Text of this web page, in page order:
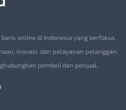
online di Indonesia yang berfokus
inovasi, dan pelayanan pelanggan.
pembeli dan penjual.